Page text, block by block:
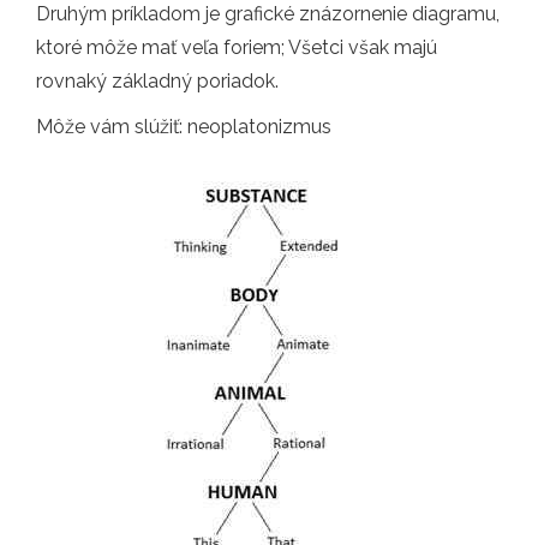
Druhým príkladom je grafické znázornenie diagramu,
ktoré môže mať veľa foriem; Všetci však majú
rovnaký základný poriadok.
Môže vám slúžiť: neoplatonizmus